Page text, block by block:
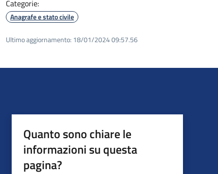
Categorie:
Anagrafe e stato civile
Ultimo aggiornamento: 18/01/2024 09:57.56
Quanto sono chiare le
informazioni su questa
pagina?